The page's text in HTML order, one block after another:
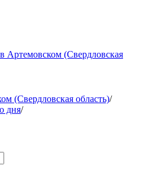
Артемовском (Свердловская
(Свердловская область)/
дня/